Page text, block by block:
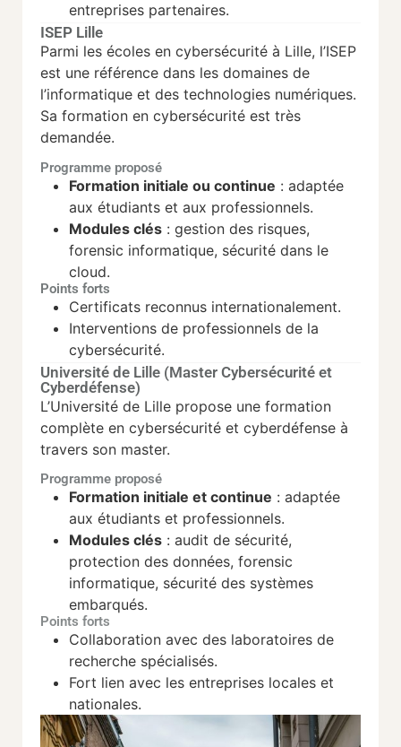
entreprises partenaires.
ISEP Lille
Parmi les écoles en cybersécurité à Lille, l’ISEP
est une référence dans les domaines de
l’informatique et des technologies numériques.
Sa formation en cybersécurité est très
demandée.
Programme proposé
Formation initiale ou continue : adaptée
aux étudiants et aux professionnels.
Modules clés : gestion des risques,
forensic informatique, sécurité dans le
cloud.
Points forts
Certificats reconnus internationalement.
Interventions de professionnels de la
cybersécurité.
Université de Lille (Master Cybersécurité et
Cyberdéfense)
L’Université de Lille propose une formation
complète en cybersécurité et cyberdéfense à
travers son master.
Programme proposé
Formation initiale et continue : adaptée
aux étudiants et professionnels.
Modules clés : audit de sécurité,
protection des données, forensic
informatique, sécurité des systèmes
embarqués.
Points forts
Collaboration avec des laboratoires de
recherche spécialisés.
Fort lien avec les entreprises locales et
nationales.